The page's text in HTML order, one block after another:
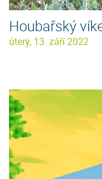
Houbařský
úterý, 13. září 2022